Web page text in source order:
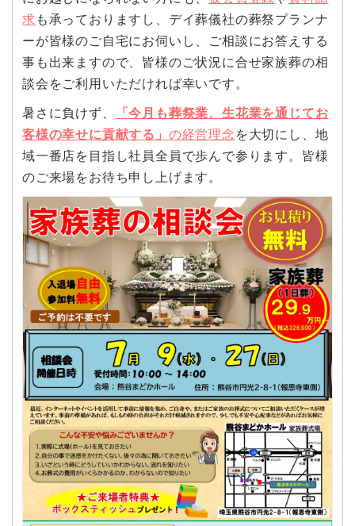
求 も承っておりますし、デイ葬儀社の葬祭プランナ
ーが皆様のご自宅にお伺いし、ご相談にお答えする
事も出来ますので、皆様のご状況に合せ家族葬の相
談会をご利用いただければ幸いです。
暑さに負けず、
「今月も葬祭業、生花業を通じてお
客様の幸せに貢献する」 の経営理念 を大切にし、地
域一番店を目指し社員全員で歩んで参ります。皆様
のご来場をお待ち申し上げます。